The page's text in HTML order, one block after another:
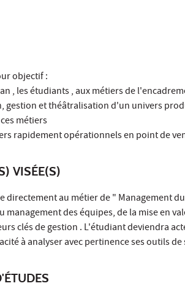
objectif :
, les étudiants , aux métiers de
gestion et théâtralisation d'un univers
métiers
rapidement opérationnels en point de
VISÉE(S)
directement au métier de " Management
management des équipes, de la mise en
clés de gestion . L'étudiant deviendra
à analyser avec pertinence ses outils